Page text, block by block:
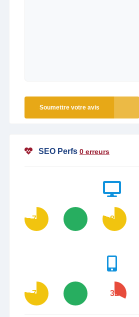
Soumettre votre avis
SEO Perfs 0 erreurs
77 80
77 32